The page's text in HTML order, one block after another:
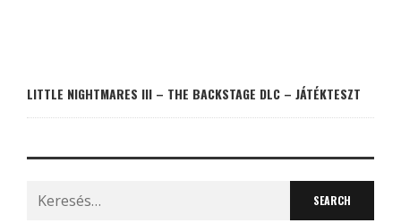
LITTLE NIGHTMARES III – THE BACKSTAGE DLC – JÁTÉKTESZT
Search
for: